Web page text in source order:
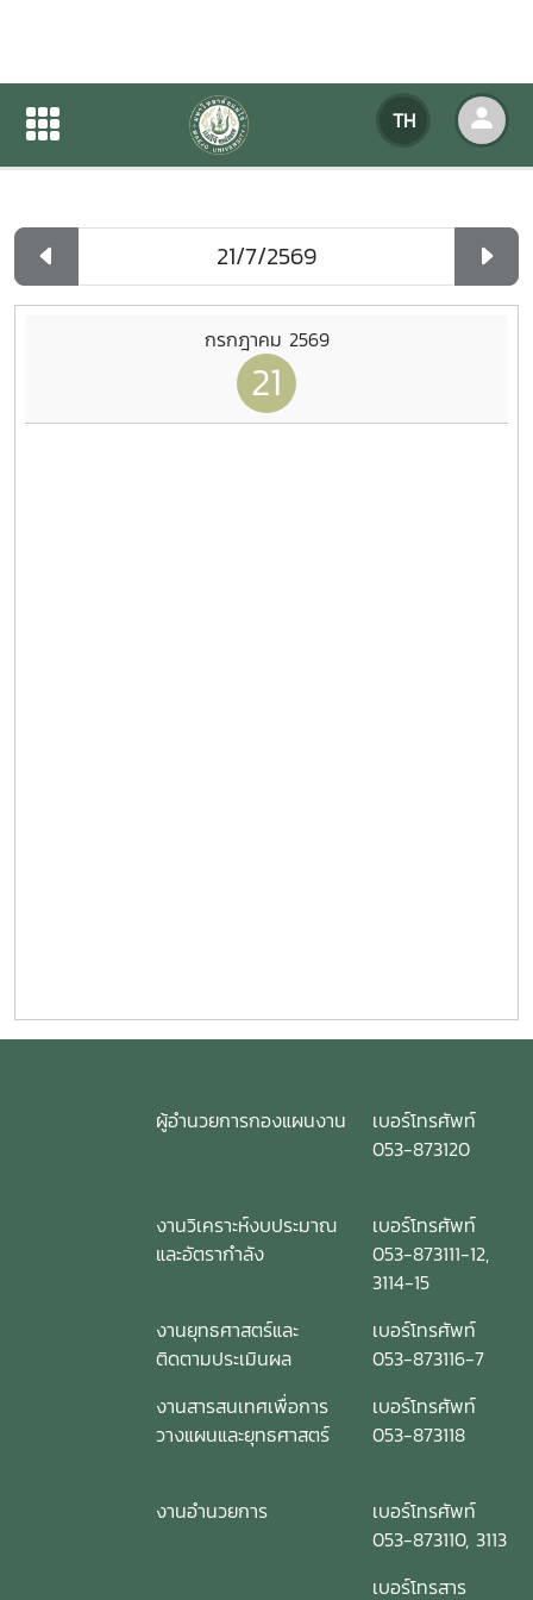
TH
ปฏิทินกิจกรรมของหน่วยงาน
ปฏิทินกิจกรรมของหน่วยงาน
กรกฎาคม 2569
21
ผู้อำนวยการกองแผนงาน
เบอร์โทรศัพท์
053-873120
งานวิเคราะห์งบประมาณ
และอัตรากำลัง
เบอร์โทรศัพท์
053-873111-12,
3114-15
งานยุทธศาสตร์และ
ติดตามประเมินผล
เบอร์โทรศัพท์
053-873116-7
งานสารสนเทศเพื่อการ
วางแผนและยุทธศาสตร์
เบอร์โทรศัพท์
053-873118
งานอำนวยการ
เบอร์โทรศัพท์
053-873110, 3113
เบอร์โทรสาร